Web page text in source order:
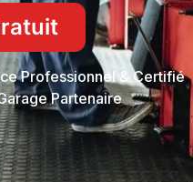
Professionnel & Certifié
Partenaire